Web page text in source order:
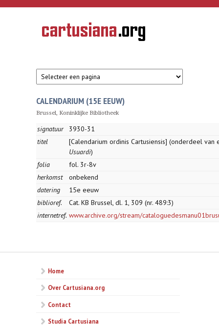
Overslaan en naar de inhoud gaan
CARTUSIANA
Geschiedenis
van de
CALENDARIUM (15E EEUW)
Brussel, Koninklijke Bibliotheek
signatuur
3930-31
titel
[Calendarium ordinis Cartusiensis] (onderdeel van
Usuardi)
folia
fol. 3r-8v
herkomst
onbekend
datering
15e eeuw
biblioref.
Cat. KB Brussel, dl. 1, 309 (nr. 489:3)
internetref. www.archive.org/stream/
Home
Over Cartusiana.org
Contact
Studia Cartusiana